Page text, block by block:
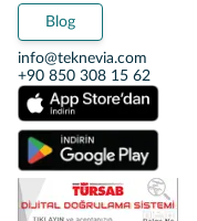
Blog
info@teknevia.com
+90 850 308 15 62